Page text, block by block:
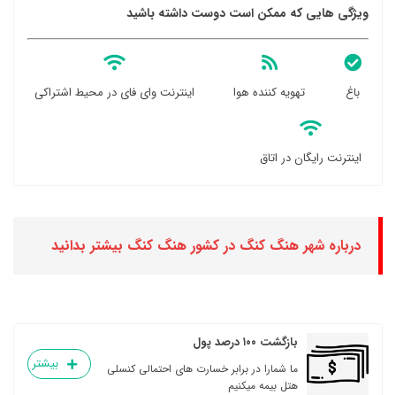
ویژگی هایی که ممکن است دوست داشته باشید
باغ تهویه کننده هوا اینترنت وای فای در محیط اشتراکی
اینترنت رایگان در اتاق
درباره شهر هنگ کنگ در کشور هنگ کنگ بیشتر بدانید
بازگشت ۱۰۰ درصد پول
ما شمارا در برابر خسارت های احتمالی کنسلی
هتل بیمه میکنیم
بیشتر